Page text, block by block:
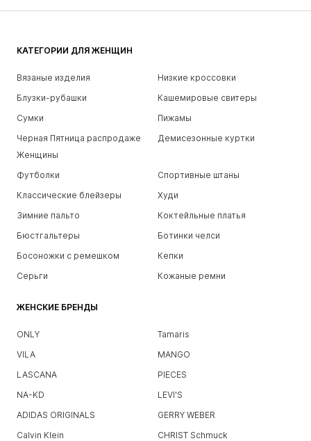
КАТЕГОРИИ ДЛЯ ЖЕНЩИН
Вязаные изделия
Низкие кроссовки
Блузки-рубашки
Кашемировые свитеры
Сумки
Пижамы
Черная Пятница распродаже
Женщины
Демисезонные куртки
Футболки
Спортивные штаны
Классические блейзеры
Худи
Зимние пальто
Коктейльные платья
Бюстгальтеры
Ботинки челси
Босоножки с ремешком
Кепки
Серьги
Кожаные ремни
ЖЕНСКИЕ БРЕНДЫ
ONLY
Tamaris
VILA
MANGO
LASCANA
PIECES
NA-KD
LEVI'S
ADIDAS ORIGINALS
GERRY WEBER
Calvin Klein
CHRIST Schmuck